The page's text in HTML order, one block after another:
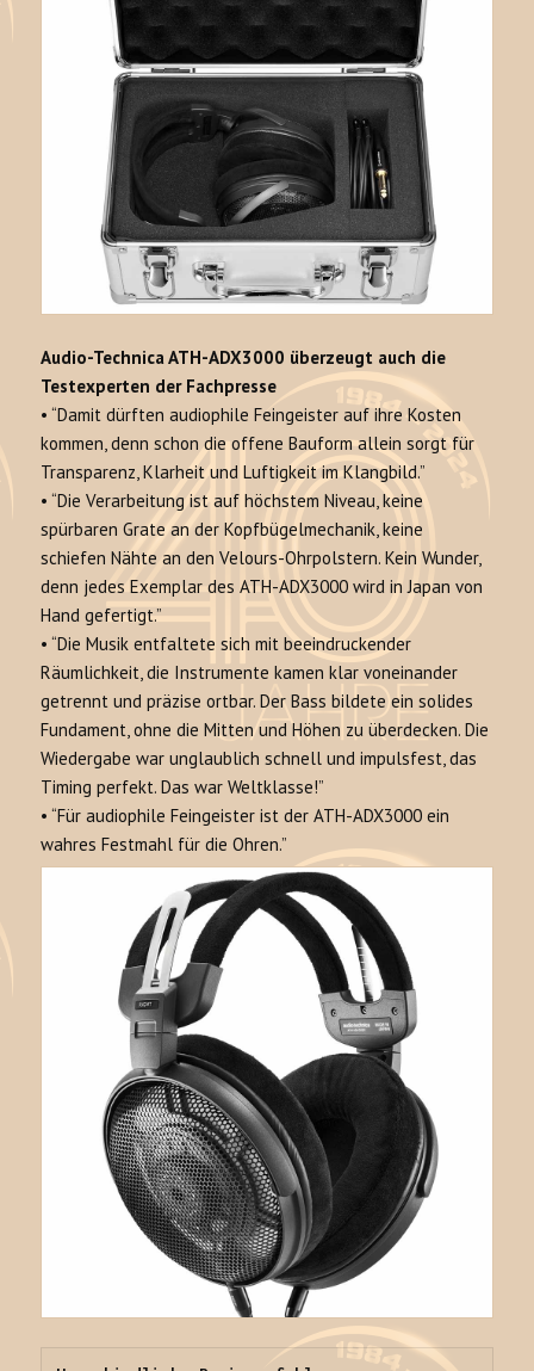
Audio-Technica ATH-ADX3000 überzeugt auch die
Testexperten der Fachpresse
•“Damit dürften audiophile Feingeister auf ihre Kosten
kommen, denn schon die offene Bauform allein sorgt für
Transparenz, Klarheit und Luftigkeit im Klangbild.”
•“Die Verarbeitung ist auf höchstem Niveau, keine
spürbaren Grate an der Kopfbügelmechanik, keine
schiefen Nähte an den Velours-Ohrpolstern. Kein Wunder,
denn jedes Exemplar des ATH-ADX3000 wird in Japan von
Hand gefertigt.”
•“Die Musik entfaltete sich mit beeindruckender
Räumlichkeit, die Instrumente kamen klar voneinander
getrennt und präzise ortbar. Der Bass bildete ein solides
Fundament, ohne die Mitten und Höhen zu überdecken. Die
Wiedergabe war unglaublich schnell und impulsfest, das
Timing perfekt. Das war Weltklasse!”
•“Für audiophile Feingeister ist der ATH-ADX3000 ein
wahres Festmahl für die Ohren.”